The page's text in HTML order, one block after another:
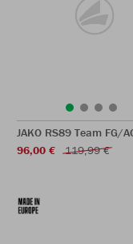
JAKO RS89 Team FG/
96,00 €
119,99 €